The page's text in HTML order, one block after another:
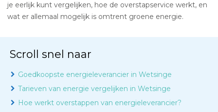
je eerlijk kunt vergelijken, hoe de overstapservice werkt, en
wat er allemaal mogelijk is omtrent groene energie.
Scroll snel naar
Goedkoopste energieleverancier in Wetsinge
Tarieven van energie vergelijken in Wetsinge
Hoe werkt overstappen van energieleverancier?